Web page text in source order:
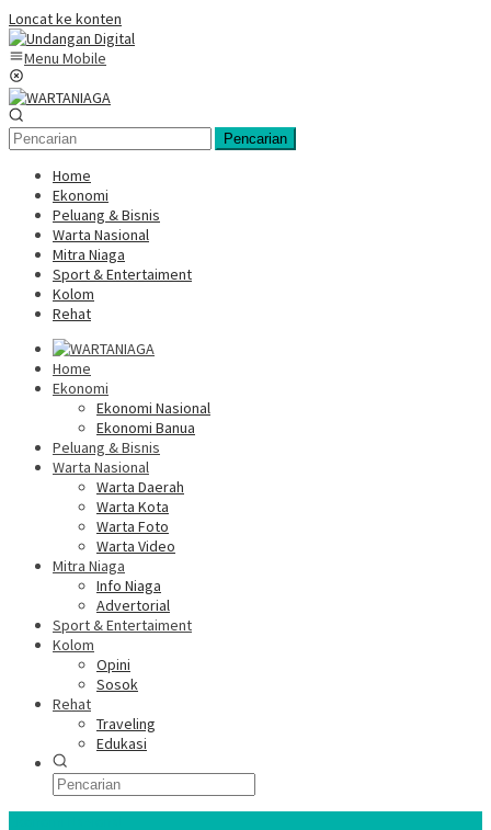
Loncat ke konten
Menu Mobile
Pencarian
Home
Ekonomi
Peluang & Bisnis
Warta Nasional
Mitra Niaga
Sport & Entertaiment
Kolom
Rehat
Home
Ekonomi
Ekonomi Nasional
Ekonomi Banua
Peluang & Bisnis
Warta Nasional
Warta Daerah
Warta Kota
Warta Foto
Warta Video
Mitra Niaga
Info Niaga
Advertorial
Sport & Entertaiment
Kolom
Opini
Sosok
Rehat
Traveling
Edukasi